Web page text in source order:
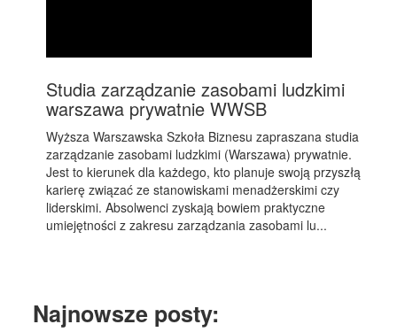
Studia zarządzanie zasobami ludzkimi
warszawa prywatnie WWSB
Wyższa Warszawska Szkoła Biznesu zapraszana studia
zarządzanie zasobami ludzkimi (Warszawa) prywatnie.
Jest to kierunek dla każdego, kto planuje swoją przyszłą
karierę związać ze stanowiskami menadżerskimi czy
liderskimi. Absolwenci zyskają bowiem praktyczne
umiejętności z zakresu zarządzania zasobami lu...
Najnowsze posty: